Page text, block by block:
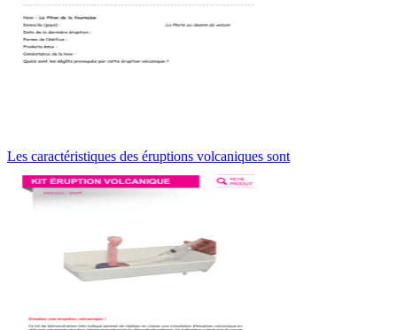
Les caractéristiques des éruptions volcaniques sont